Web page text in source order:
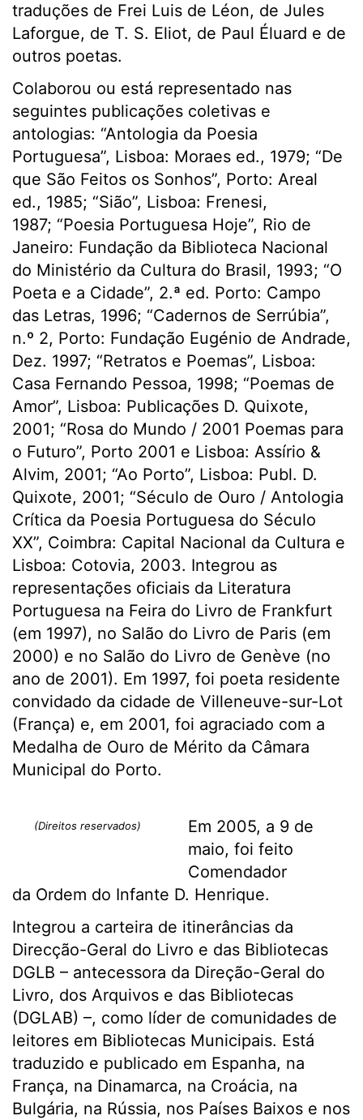
traduções de Frei Luis de Léon, de Jules
Laforgue, de T. S. Eliot, de Paul Éluard e de
outros poetas.
Colaborou ou está representado nas
seguintes publicações coletivas e
antologias: “Antologia da Poesia
Portuguesa”, Lisboa: Moraes ed., 1979; “De
que São Feitos os Sonhos”, Porto: Areal
ed., 1985; “Sião”, Lisboa: Frenesi,
1987; “Poesia Portuguesa Hoje”, Rio de
Janeiro: Fundação da Biblioteca Nacional
do Ministério da Cultura do Brasil, 1993; “O
Poeta e a Cidade”, 2.ª ed. Porto: Campo
das Letras, 1996; “Cadernos de Serrúbia”,
n.º 2, Porto: Fundação Eugénio de Andrade,
Dez. 1997; “Retratos e Poemas”, Lisboa:
Casa Fernando Pessoa, 1998; “Poemas de
Amor”, Lisboa: Publicações D. Quixote,
2001; “Rosa do Mundo / 2001 Poemas para
o Futuro”, Porto 2001 e Lisboa: Assírio &
Alvim, 2001; “Ao Porto”, Lisboa: Publ. D.
Quixote, 2001; “Século de Ouro / Antologia
Crítica da Poesia Portuguesa do Século
XX”, Coimbra: Capital Nacional da Cultura e
Lisboa: Cotovia, 2003. Integrou as
representações oficiais da Literatura
Portuguesa na Feira do Livro de Frankfurt
(em 1997), no Salão do Livro de Paris (em
2000) e no Salão do Livro de Genève (no
ano de 2001). Em 1997, foi poeta residente
convidado da cidade de Villeneuve-sur-Lot
(França) e, em 2001, foi agraciado com a
Medalha de Ouro de Mérito da Câmara
Municipal do Porto.
(Direitos reservados)
Em 2005, a 9 de
maio, foi feito
Comendador
da Ordem do Infante D. Henrique.
Integrou a carteira de itinerâncias da
Direcção-Geral do Livro e das Bibliotecas
DGLB – antecessora da Direção-Geral do
Livro, dos Arquivos e das Bibliotecas
(DGLAB) –, como líder de comunidades de
leitores em Bibliotecas Municipais. Está
traduzido e publicado em Espanha, na
França, na Dinamarca, na Croácia, na
Bulgária, na Rússia, nos Países Baixos e nos